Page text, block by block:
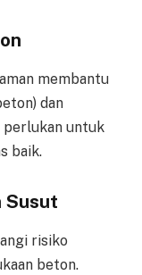
membantu
dan
perlukan untuk
baik.
Susut
risiko
beton.